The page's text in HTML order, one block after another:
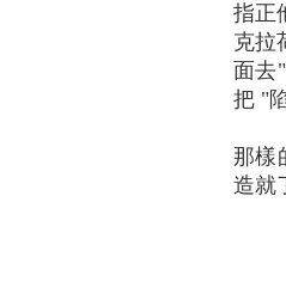
指正
克拉
面去
把 "
那樣
造就